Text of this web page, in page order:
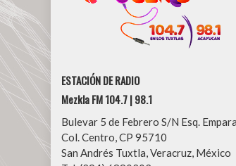
ESTACIÓN DE RADIO
Mezkla FM 104.7 | 98.1
Bulevar 5 de Febrero S/N Esq.
Col. Centro, CP 95710
San Andrés Tuxtla, Veracruz, México